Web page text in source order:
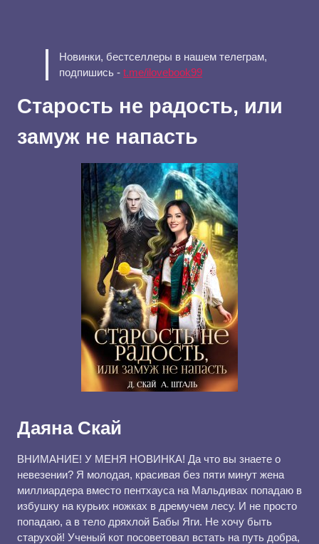
Новинки, бестселлеры в нашем телеграм,
подпишись - t.me/ilovebook99
Старость не радость, или
замуж не напасть
Даяна Скай
ВНИМАНИЕ! У МЕНЯ НОВИНКА! Да что вы знаете о
невезении? Я молодая, красивая без пяти минут жена
миллиардера вместо пентхауса на Мальдивах попадаю в
избушку на курьих ножках в дремучем лесу. И не просто
попадаю, а в тело дряхлой Бабы Яги. Не хочу быть
старухой! Ученый кот посоветовал встать на путь добра,